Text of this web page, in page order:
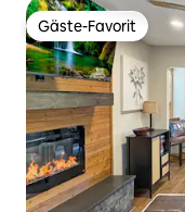
Gäste-Favorit
Gäste-Favorit